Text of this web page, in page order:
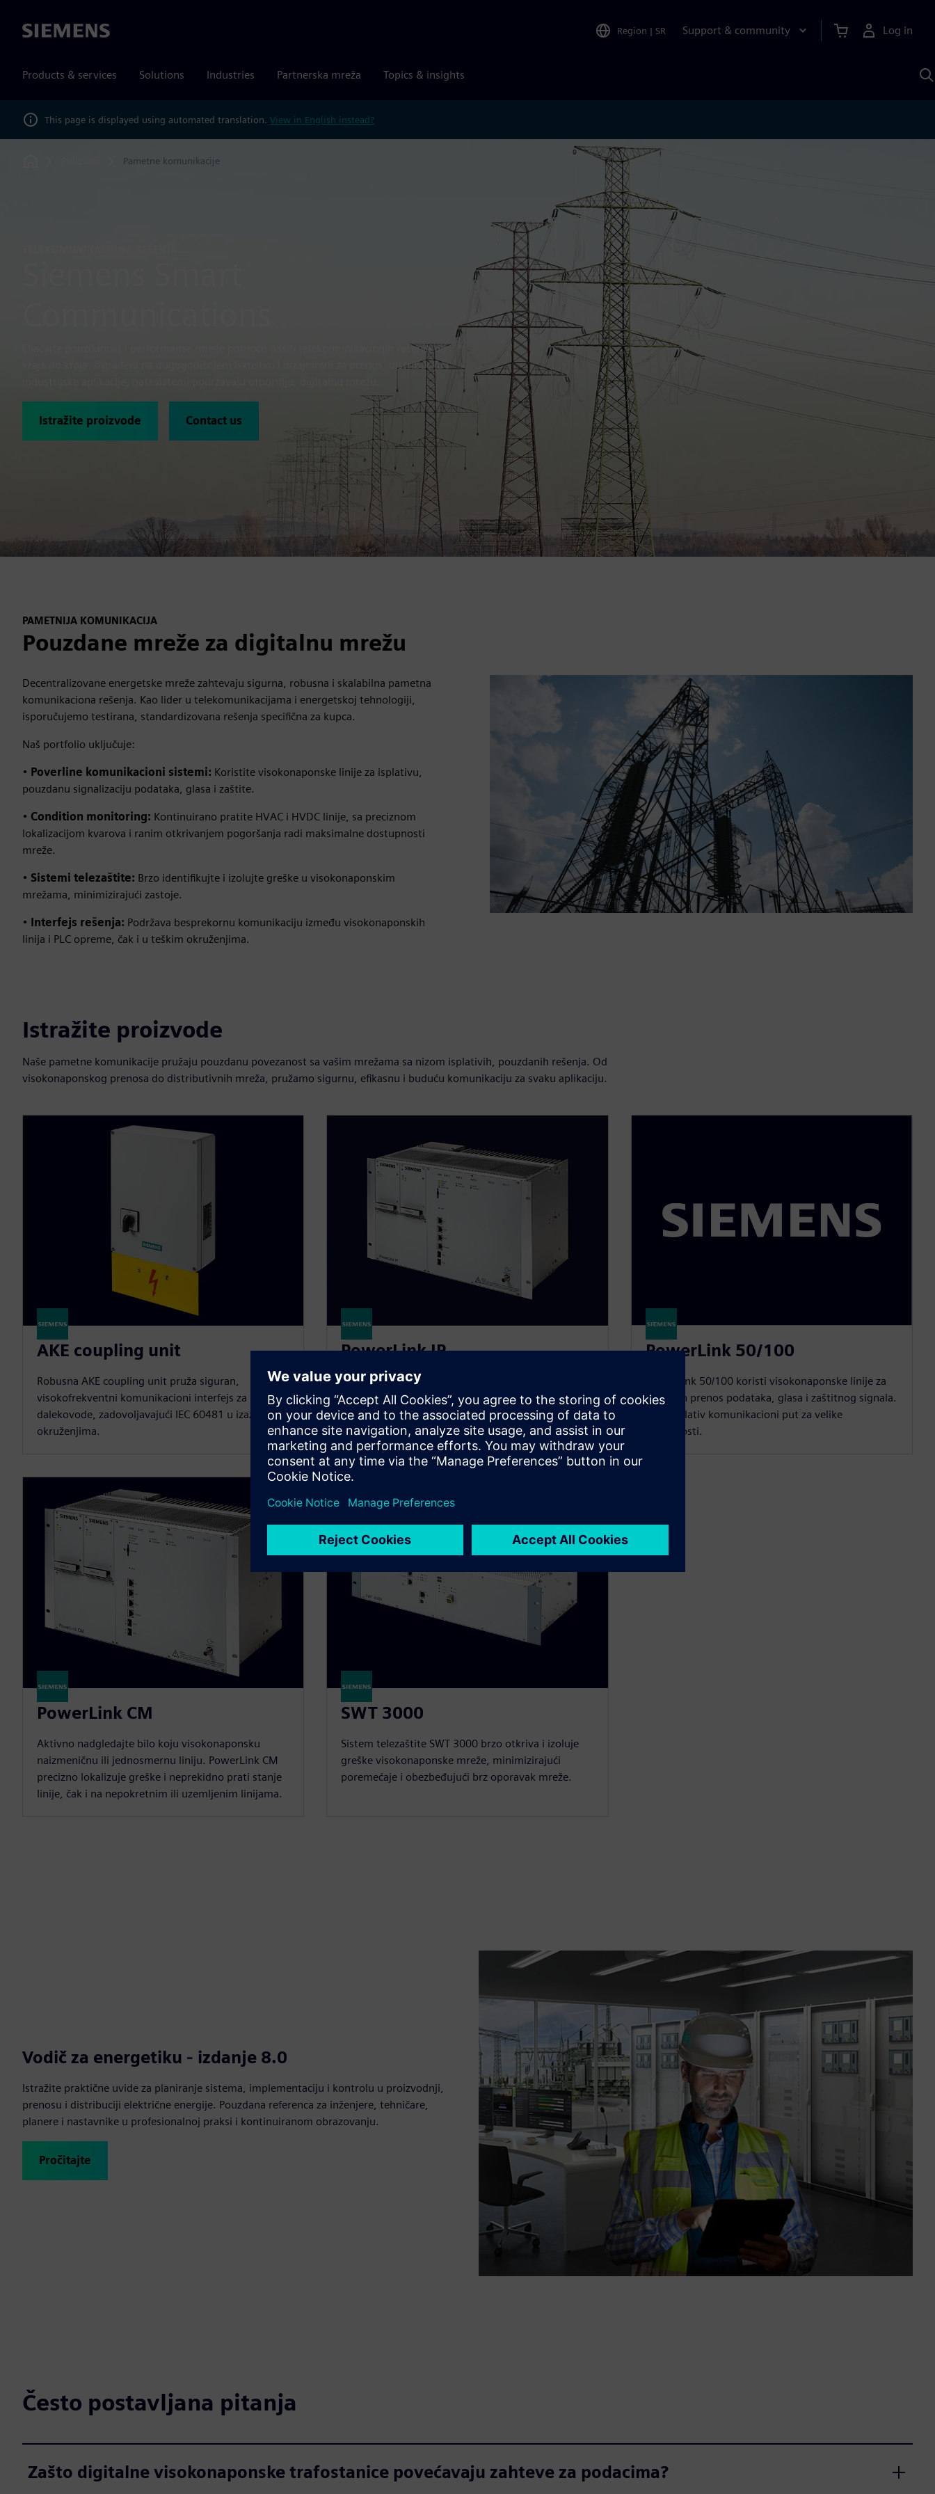
Siemens Region | SR Support & community Log in
Products & services Solutions Industries Partnerska mreža Topics & insights
This page is displayed using automated translation. View in English instead?
Pametne komunikacije
Ojačajte pouzdanost i performanse mreže pomoću naših telekomunikacionih rešenja od
kraja do kraja. Izgrađeni na dugogodišnjem iskustvu i dizajnirani za prenos, distribuciju i
Istražite proizvode Contact us
PAMETNIJA KOMUNIKACIJA
Pouzdane mreže za digitalnu mrežu
Decentralizovane energetske mreže zahtevaju sigurna, robusna i skalabilna pametna
komunikaciona rešenja. Kao lider u telekomunikacijama i energetskoj tehnologiji,
isporučujemo testirana, standardizovana rešenja specifična za kupca.
Naš portfolio uključuje:
• Poverline komunikacioni sistemi: Koristite visokonaponske linije za isplativu,
pouzdanu signalizaciju podataka, glasa i zaštite.
• Condition monitoring: Kontinuirano pratite HVAC i HVDC linije, sa preciznom
lokalizacijom kvarova i ranim otkrivanjem pogoršanja radi maksimalne dostupnosti
mreže.
• Sistemi telezaštite: Brzo identifikujte i izolujte greške u visokonaponskim
mrežama, minimizirajući zastoje.
• Interfejs rešenja: Podržava besprekornu komunikaciju između visokonaponskih
linija i PLC opreme, čak i u teškim okruženjima.
Istražite proizvode
Naše pametne komunikacije pružaju pouzdanu povezanost sa vašim mrežama sa nizom isplativih, pouzdanih rešenja. Od
visokonaponskog prenosa do distributivnih mreža, pružamo sigurnu, efikasnu i buduću komunikaciju za svaku aplikaciju.
AKE coupling unit
Robusna AKE coupling unit pruža siguran,
visokofrekventni komunikacioni interfejs za HV
dalekovode, zadovoljavajući IEC 60481 u izazovnim
okruženjima.
PowerLink IP
Ispunite zahteve za propusnim opsegom digitalnih
trafostanica pomoću PowerLink IP. Naše PLC rešenje
pruža visoke brzine prenosa podataka do 2 Mbps sa
robusnom arhitekturom zasnovanom na paketima.
PowerLink 50/100
PowerLink 50/100 koristi visokonaponske linije za
pouzdan prenos podataka, glasa i zaštitnog signala.
To je isplativ komunikacioni put za velike
udaljenosti.
PowerLink CM
Aktivno nadgledajte bilo koju visokonaponsku
naizmeničnu ili jednosmernu liniju. PowerLink CM
precizno lokalizuje greške i neprekidno prati stanje
linije, čak i na nepokretnim ili uzemljenim linijama.
SWT 3000
Sistem telezaštite SWT 3000 brzo otkriva i izoluje
greške visokonaponske mreže, minimizirajući
poremećaje i obezbeđujući brz oporavak mreže.
Vodič za energetiku - izdanje 8.0
Istražite praktične uvide za planiranje sistema, implementaciju i kontrolu u proizvodnji,
prenosu i distribuciji električne energije. Pouzdana referenca za inženjere, tehničare,
planere i nastavnike u profesionalnoj praksi i kontinuiranom obrazovanju.
Pročitajte
Često postavljana pitanja
Zašto digitalne visokonaponske trafostanice povećavaju zahteve za podacima?